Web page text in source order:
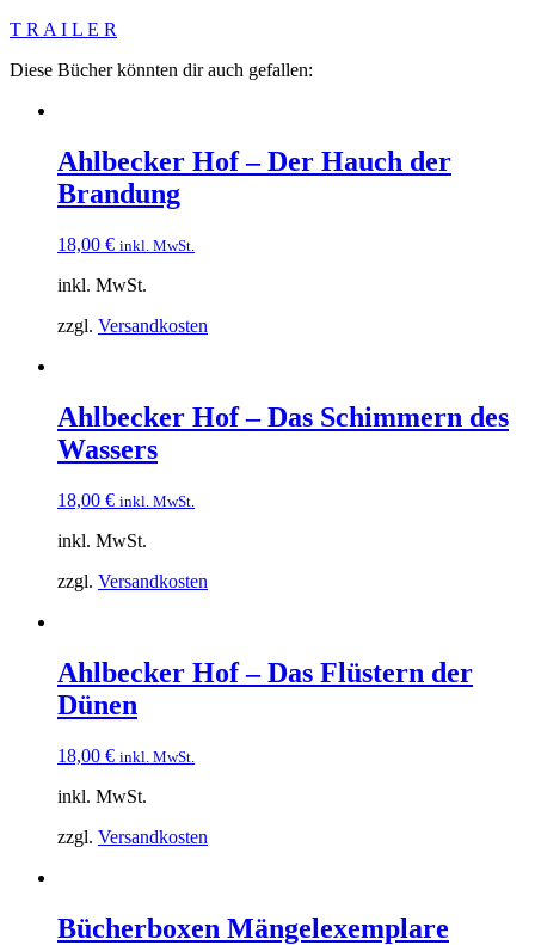
T R A I L E R
Diese Bücher könnten dir auch gefallen:
Ahlbecker Hof – Der Hauch der
Brandung
18,00 € inkl. MwSt.
inkl. MwSt.
zzgl. Versandkosten
Ahlbecker Hof – Das Schimmern des
Wassers
18,00 € inkl. MwSt.
inkl. MwSt.
zzgl. Versandkosten
Ahlbecker Hof – Das Flüstern der
Dünen
18,00 € inkl. MwSt.
inkl. MwSt.
zzgl. Versandkosten
Bücherboxen Mängelexemplare